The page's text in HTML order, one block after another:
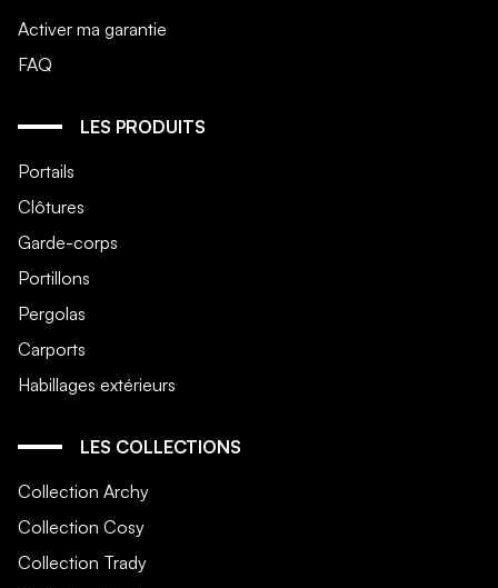
Activer ma garantie
FAQ
LES PRODUITS
Portails
Clôtures
Garde-corps
Portillons
Pergolas
Carports
Habillages extérieurs
LES COLLECTIONS
Collection Archy
Collection Cosy
Collection Trady